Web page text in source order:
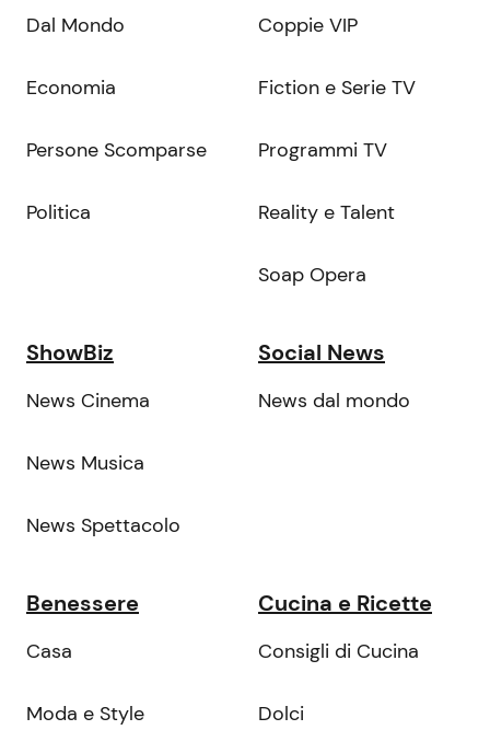
Dal Mondo
Economia
Persone Scomparse
Politica
Coppie VIP
Fiction e Serie TV
Programmi TV
Reality e Talent
Soap Opera
ShowBiz
News Cinema
News Musica
News Spettacolo
Social News
News dal mondo
Benessere
Casa
Moda e Style
Cucina e Ricette
Consigli di Cucina
Dolci